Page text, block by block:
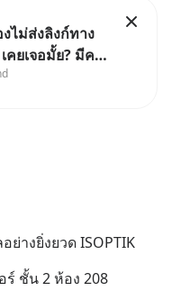
ไม่ส่งลิงก์ทาง
คยเจอมั้ย? มีคน
คาร บอกว่า
” เพื่อรู้ทันมุก
างยิ่งยวด ISOPTIK
ร์ ชั้น 2 ห้อง 208